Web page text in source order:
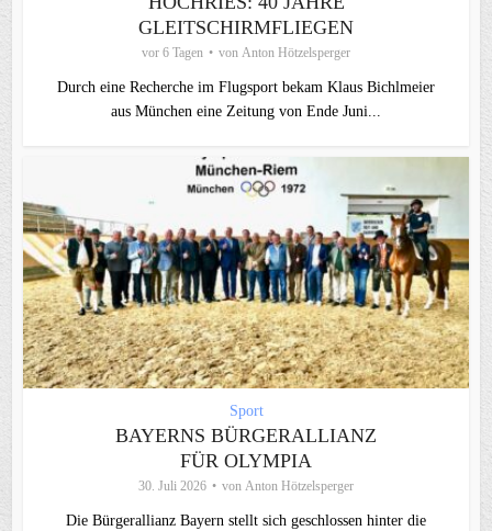
GLEITSCHIRMFLIEGEN
vor 6 Tagen von Anton Hötzelsperger
Durch eine Recherche im Flugsport bekam Klaus Bichlmeier
aus München eine Zeitung von Ende Juni...
Sport
BAYERNS BÜRGERALLIANZ
FÜR OLYMPIA
30. Juli 2026 von Anton Hötzelsperger
Die Bürgerallianz Bayern stellt sich geschlossen hinter die